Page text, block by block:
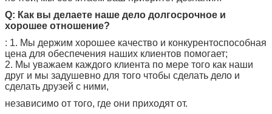
Q: Как вы делаете наше дело долгосрочное и
хорошее отношение?
: 1. Мы держим хорошее качество и конкурентоспособная
цена для обеспечения наших клиентов помогает;
2. Мы уважаем каждого клиента по мере того как наши
друг и мы задушевно для того чтобы сделать дело и
сделать друзей с ними,
независимо от того, где они приходят от.